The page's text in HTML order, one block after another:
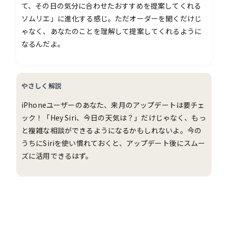
て、その日の気分に合わせたおすすめを提案してくれる
ソムリエ」に進化する感じ。ただオーダーを聞くだけじ
ゃなく、あなたのことを理解して提案してくれるように
なるんだよ。
やさしく解説
iPhoneユーザーのあなた、来月のアップデートは要チェ
ック！「Hey Siri、今日の天気は？」だけじゃなく、もっ
と複雑な相談ができるようになるかもしれないよ。今の
うちにSiriを使い慣れておくと、アップデート後にスムー
ズに活用できるはず。